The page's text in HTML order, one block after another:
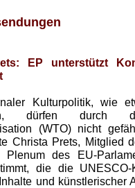
EP unterstützt
Kulturpolitik, wie
dürfen durch
(WTO) nicht
Christa Prets, Mitglied
Plenum des EU-
die die
und künstlerischer